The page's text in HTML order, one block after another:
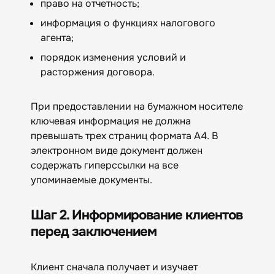
право на отчетность;
информация о функциях налогового
агента;
порядок изменения условий и
расторжения договора.
При предоставлении на бумажном носителе
ключевая информация не должна
превышать трех страниц формата A4. В
электронном виде документ должен
содержать гиперссылки на все
упоминаемые документы.
Шаг 2. Информирование клиентов
перед заключением
Клиент сначала получает и изучает